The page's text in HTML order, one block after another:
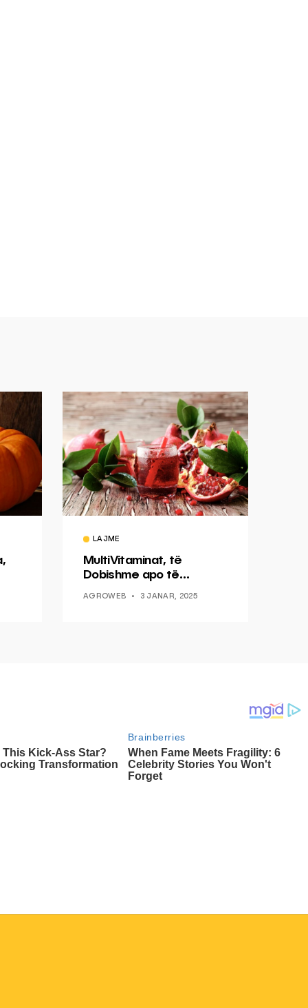
LAJME
MultiVitaminat, të
Dobishme apo të
AGROWEB 3 JANAR, 2025